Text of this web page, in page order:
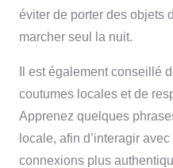
éviter de porter des objets
marcher seul la nuit.
Il est également conseillé
coutumes locales et de
Apprenez quelques
locale, afin d’interagir
connexions plus